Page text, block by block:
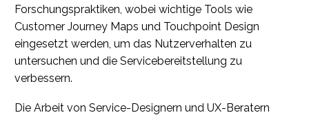
Forschungspraktiken, wobei wichtige Tools wie
Customer Journey Maps und Touchpoint Design
eingesetzt werden, um das Nutzerverhalten zu
untersuchen und die Servicebereitstellung zu
verbessern.
Die Arbeit von Service-Designern und UX-Beratern